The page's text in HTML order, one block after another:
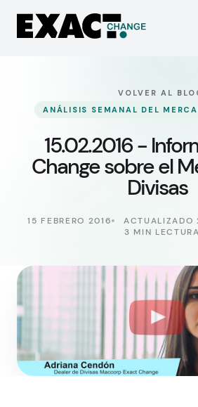
VOLVER AL
ANÁLISIS SEMANAL DEL
15.02.2016 -
Change sobre el
Divisas
15 FEBRERO 2016
ACTUALIZADO
3 MIN LECTURA